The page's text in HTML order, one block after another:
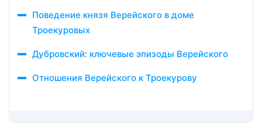
Поведение князя Верейского в доме
Троекуровых
Дубровский: ключевые эпизоды Верейского
Отношения Верейского к Троекурову